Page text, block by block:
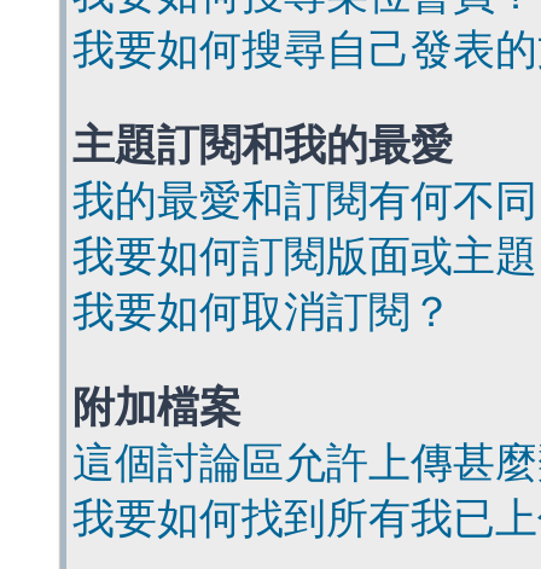
我要如何搜尋自己發表
主題訂閱和我的最愛
我的最愛和訂閱有何不
我要如何訂閱版面或主
我要如何取消訂閱？
附加檔案
這個討論區允許上傳甚
我要如何找到所有我已